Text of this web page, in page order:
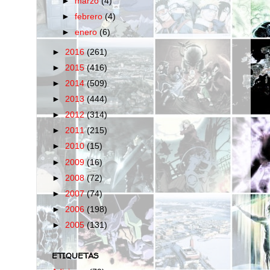
►febrero(4)
►enero(6)
► 2016 (261)
► 2015(416)
► 2014(509)
► 2013(444)
►2012(314)
► 2011(215)
►2010(15)
► 2009 (16)
► 2008(72)
►2007(74)
►2006 (198)
► 2005(131)
ETIQUETAS